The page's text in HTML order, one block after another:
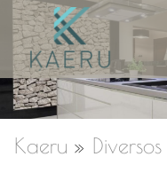
Kaeru » Diversos